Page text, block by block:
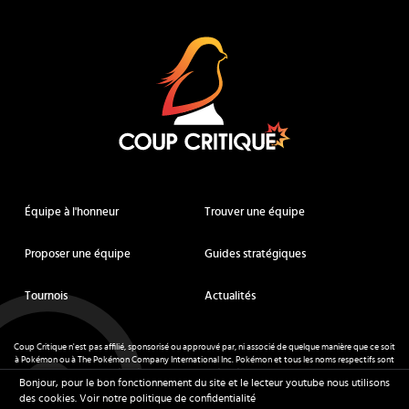
Équipe à l'honneur Trouver une équipe
Proposer une équipe Guides stratégiques
Tournois Actualités
Coup Critique n'est pas affilié, sponsorisé ou approuvé par, ni associé de quelque manière que ce soit
à Pokémon ou à The Pokémon Company International Inc. Pokémon et tous les noms respectifs sont
des marques déposées et des marques déposées. © de Nintendo 1996-2026.
Mentions légales - CGU- Tous droits réservés - Coup Critique
Bonjour, pour le bon fonctionnement du site et le lecteur youtube nous utilisons
des cookies. Voir notre politique de confidentialité